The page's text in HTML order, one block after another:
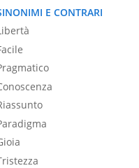
E CONTRARI